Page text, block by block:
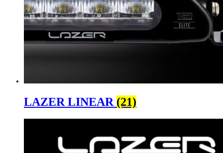
LAZER LINEAR (21)